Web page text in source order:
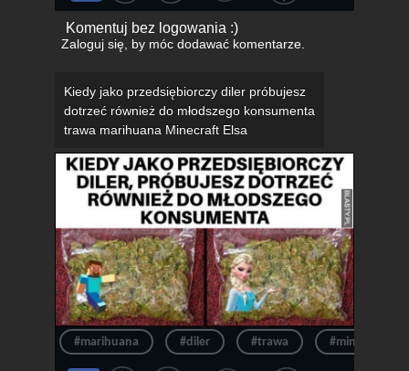
Komentuj bez logowania :)
Zaloguj się, by móc dodawać komentarze.
Kiedy jako przedsiębiorczy diler próbujesz
dotrzeć również do młodszego konsumenta
trawa marihuana Minecraft Elsa
#marihuana #diler #trawa #minecraft